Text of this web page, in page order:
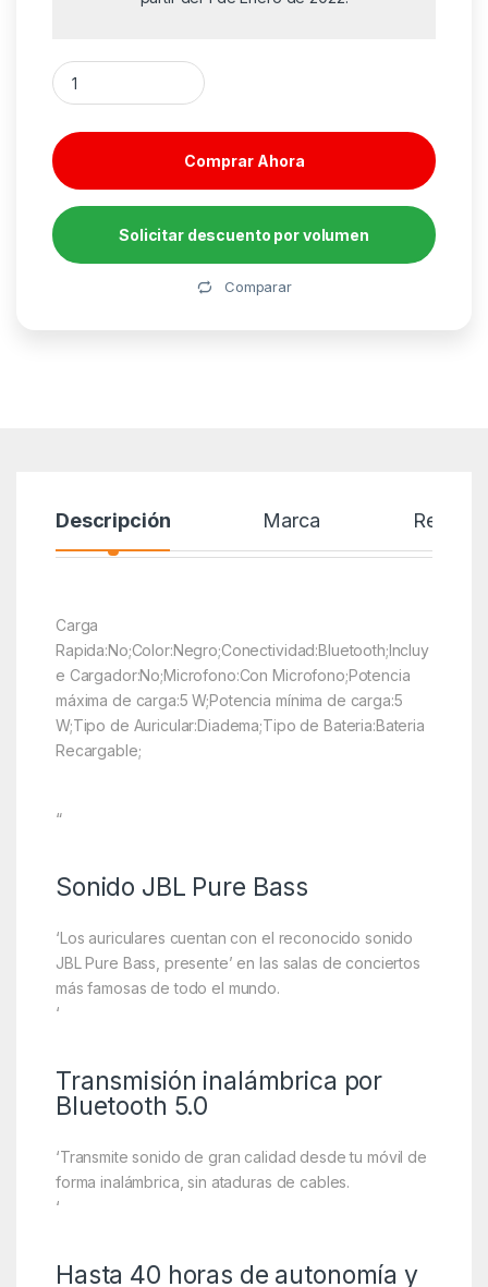
Auriculares Inalámbricos JBL Tune 510BT/ con Micrófono/
Comprar Ahora
Solicitar descuento por volumen
Comparar
Descripción Marca Reseñas
Carga
Rapida:No;Color:Negro;Conectividad:Bluetooth;Incluy
e Cargador:No;Microfono:Con Microfono;Potencia
máxima de carga:5 W;Potencia mínima de carga:5
W;Tipo de Auricular:Diadema;Tipo de Bateria:Bateria
Recargable;
“
Sonido JBL Pure Bass
‘Los auriculares cuentan con el reconocido sonido
JBL Pure Bass, presente’ en las salas de conciertos
más famosas de todo el mundo.
‘
Transmisión inalámbrica por
Bluetooth 5.0
‘Transmite sonido de gran calidad desde tu móvil de
forma inalámbrica, sin ataduras de cables.
‘
Hasta 40 horas de autonomía y